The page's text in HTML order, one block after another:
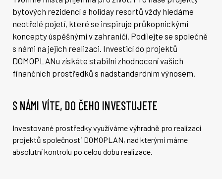
bytových rezidencí a holiday resortů vždy hledáme
neotřelé pojetí, které se inspiruje průkopnickými
koncepty úspěšnými v zahraničí. Podílejte se společně
s námi na jejich realizaci. Investicí do projektů
DOMOPLANu získáte stabilní zhodnocení vašich
finančních prostředků s nadstandardním výnosem.
S NÁMI VÍTE, DO ČEHO INVESTUJETE
Investované prostředky využíváme výhradně pro realizaci
projektů společnosti DOMOPLAN, nad kterými máme
absolutní kontrolu po celou dobu realizace.